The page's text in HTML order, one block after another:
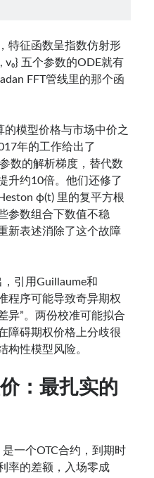
特征函数呈指数仿射形
v₀} 五个参数的ODE就有
FFT管线里的那个函
的模型价格与市场中价之
年的工作给出了
数的解析梯度，替代数
升约10倍。他们还修了
ϕ(t) 里的复平方根
参数组合下数值不稳
新表述消除了这个故障
，引用Guillaume和
程序可能导致奇异期权
异”。两份校准可能拟合
障碍期权价格上分歧很
构性模型风险。
：最扎实的
一个OTC合约，到期时
率的差额，入场零成